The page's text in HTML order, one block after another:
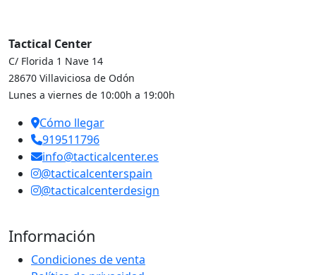
Tactical Center
C/ Florida 1 Nave 14
28670 Villaviciosa de Odón
Lunes a viernes de 10:00h a 19:00h
Cómo llegar
919511796
info@tacticalcenter.es
@tacticalcenterspain
@tacticalcenterdesign
Información
Condiciones de venta